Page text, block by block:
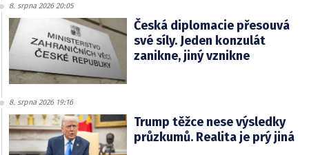
8. srpna 2026 20:05
Česká diplomacie přesouvá
své síly. Jeden konzulát
zanikne, jiný vznikne
8. srpna 2026 19:16
Trump těžce nese výsledky
průzkumů. Realita je prý jiná